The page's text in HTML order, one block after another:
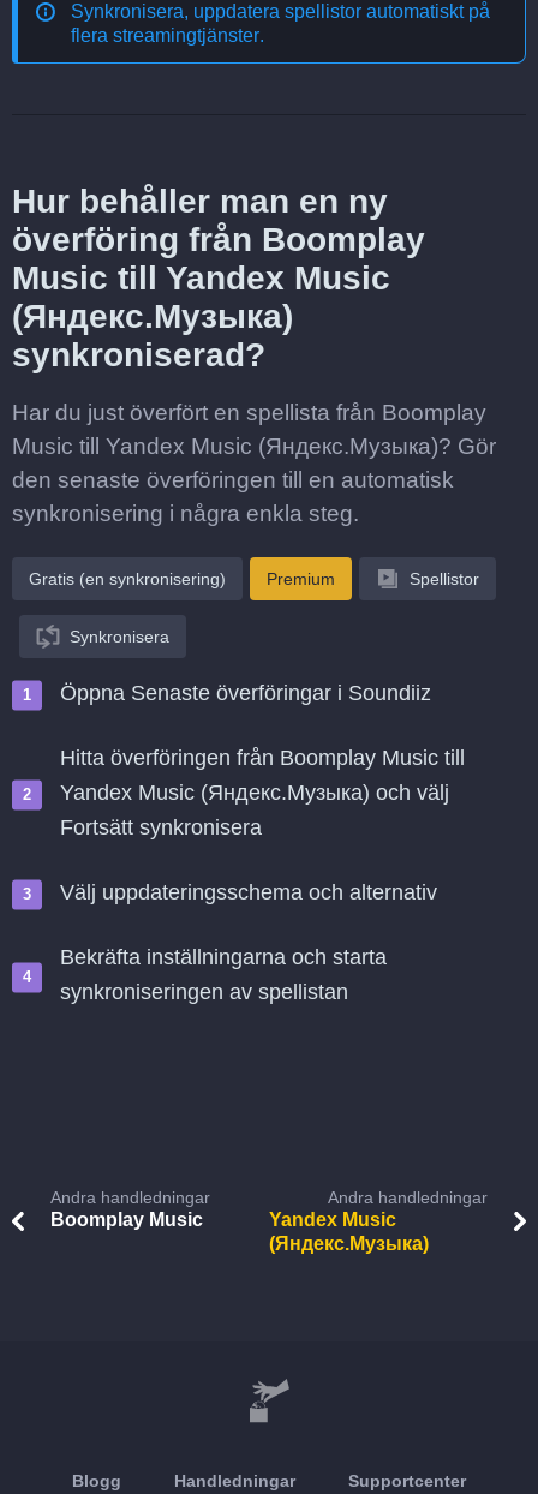
Synkronisera, uppdatera spellistor automatiskt på
flera streamingtjänster.
Hur behåller man en ny
överföring från Boomplay
Music till Yandex Music
(Яндекс.Музыка)
synkroniserad?
Har du just överfört en spellista från Boomplay
Music till Yandex Music (Яндекс.Музыка)? Gör
den senaste överföringen till en automatisk
synkronisering i några enkla steg.
Gratis (en synkronisering) Premium Spellistor
Synkronisera
Öppna Senaste överföringar i Soundiiz
Hitta överföringen från Boomplay Music till
Yandex Music (Яндекс.Музыка) och välj
Fortsätt synkronisera
Välj uppdateringsschema och alternativ
Bekräfta inställningarna och starta
synkroniseringen av spellistan
Andra handledningar
Boomplay Music
Andra handledningar
Yandex Music
(Яндекс.Музыка)
Blogg Handledningar Supportcenter